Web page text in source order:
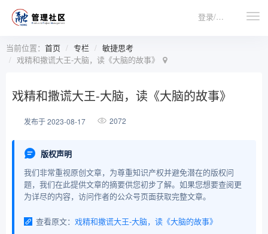
登录/注册
当前位置： 首页 专栏
敏捷思考
戏精和撒谎大王-大脑，读《大脑的故事》
戏精和撒谎大王-大脑，读《大脑的故事》
发布于 2023-08-17 2072
版权声明
我们非常重视原创文章，为尊重知识产权并避免潜在的版权问
题，我们在此提供文章的摘要供您初步了解。如果您想要查阅更
为详尽的内容，访问作者的公众号页面获取完整文章。
查看原文： 戏精和撒谎大王-大脑，读《大脑的故事》